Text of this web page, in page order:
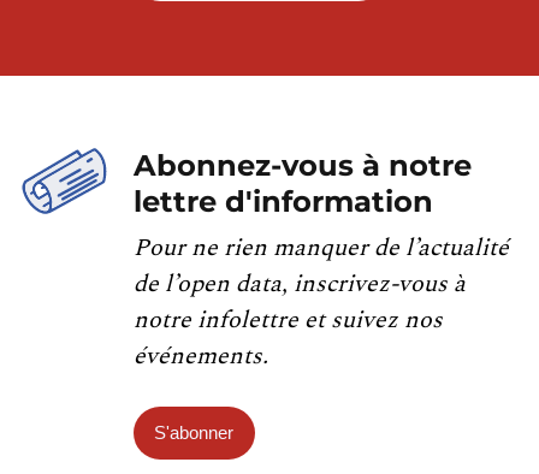
Abonnez-vous à notre
lettre d'information
Pour ne rien manquer de l’actualité
de l’open data, inscrivez-vous à
notre infolettre et suivez nos
événements.
S'abonner